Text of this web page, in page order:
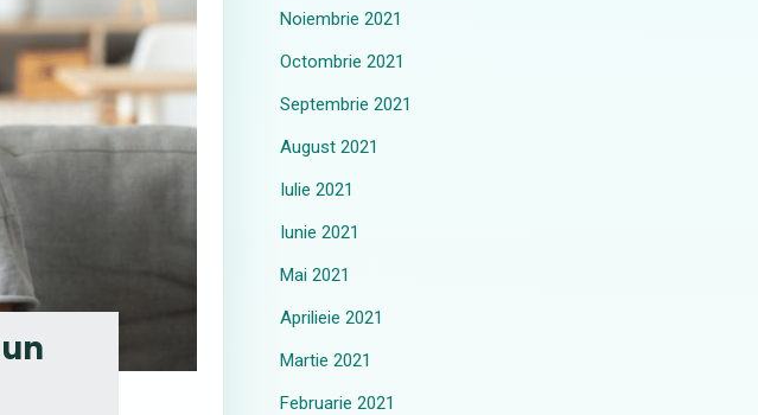
Noiembrie 2021
Octombrie 2021
Septembrie 2021
August 2021
Iulie 2021
Iunie 2021
Mai 2021
Aprilieie 2021
Martie 2021
Februarie 2021